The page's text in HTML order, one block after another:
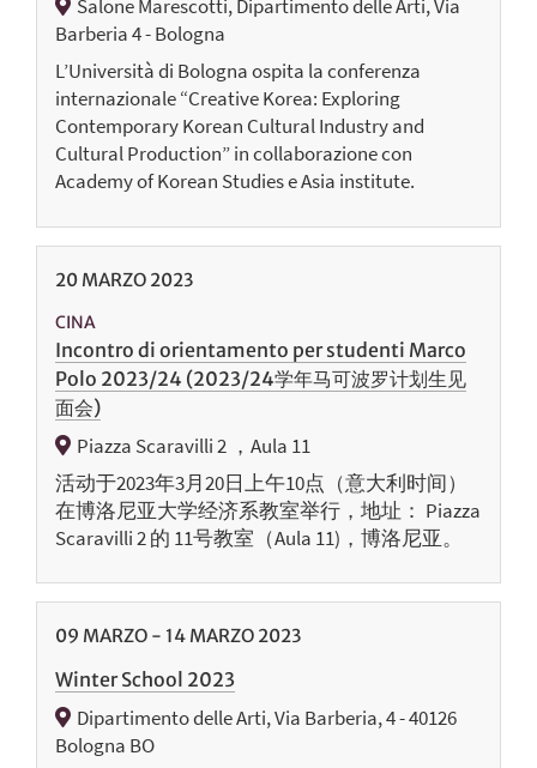
Salone Marescotti, Dipartimento delle Arti, Via
Barberia 4 - Bologna
L’Università di Bologna ospita la conferenza
internazionale “Creative Korea: Exploring
Contemporary Korean Cultural Industry and
Cultural Production” in collaborazione con
Academy of Korean Studies e Asia institute.
20 MARZO 2023
CINA
Incontro di orientamento per studenti Marco
Polo 2023/24 (2023/24学年马可波罗计划生见
面会)
Piazza Scaravilli 2 ，Aula 11
活动于2023年3月20日上午10点（意大利时间）
在博洛尼亚大学经济系教室举行，地址： Piazza
Scaravilli 2 的 11号教室（Aula 11)，博洛尼亚。
09 MARZO - 14 MARZO 2023
Winter School 2023
Dipartimento delle Arti, Via Barberia, 4 - 40126
Bologna BO